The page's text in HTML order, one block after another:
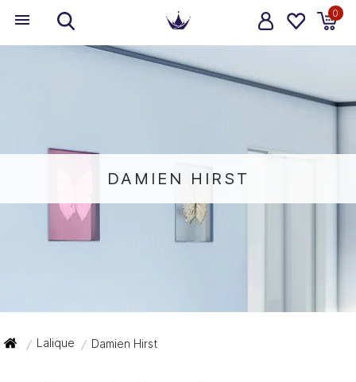
0
DAMIEN HIRST
/ Lalique / Damien Hirst